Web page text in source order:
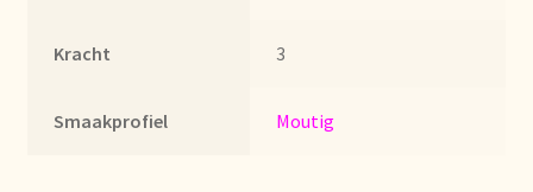
Kracht 3
Smaakprofiel Moutig